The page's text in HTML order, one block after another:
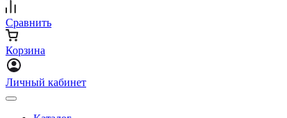
Сравнить
Корзина
Личный кабинет